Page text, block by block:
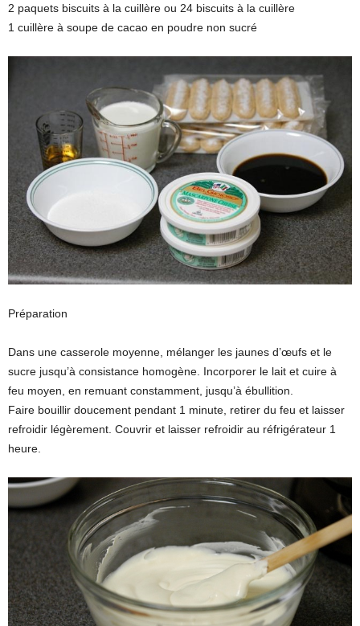
2 paquets biscuits à la cuillère ou 24 biscuits à la cuillère
1 cuillère à soupe de cacao en poudre non sucré
Préparation
Dans une casserole moyenne, mélanger les jaunes d’œufs et le
sucre jusqu’à consistance homogène. Incorporer le lait et cuire à
feu moyen, en remuant constamment, jusqu’à ébullition.
Faire bouillir doucement pendant 1 minute, retirer du feu et laisser
refroidir légèrement. Couvrir et laisser refroidir au réfrigérateur 1
heure.